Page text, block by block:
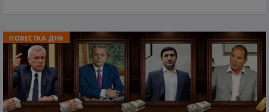
ПОВЕСТКА ДНЯ